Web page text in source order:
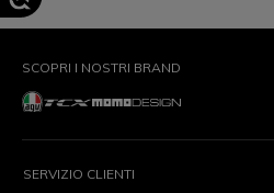
SCOPRI I NOSTRI BRAND
SERVIZIO CLIENTI